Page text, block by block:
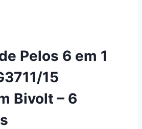
Pelos 6 em 1
15
Bivolt – 6